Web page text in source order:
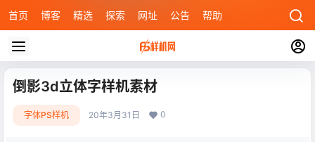
首页 博客 精选 探索 网址 公告 帮助
倒影3d立体字样机素材
字体PS样机 20年3月31日 0